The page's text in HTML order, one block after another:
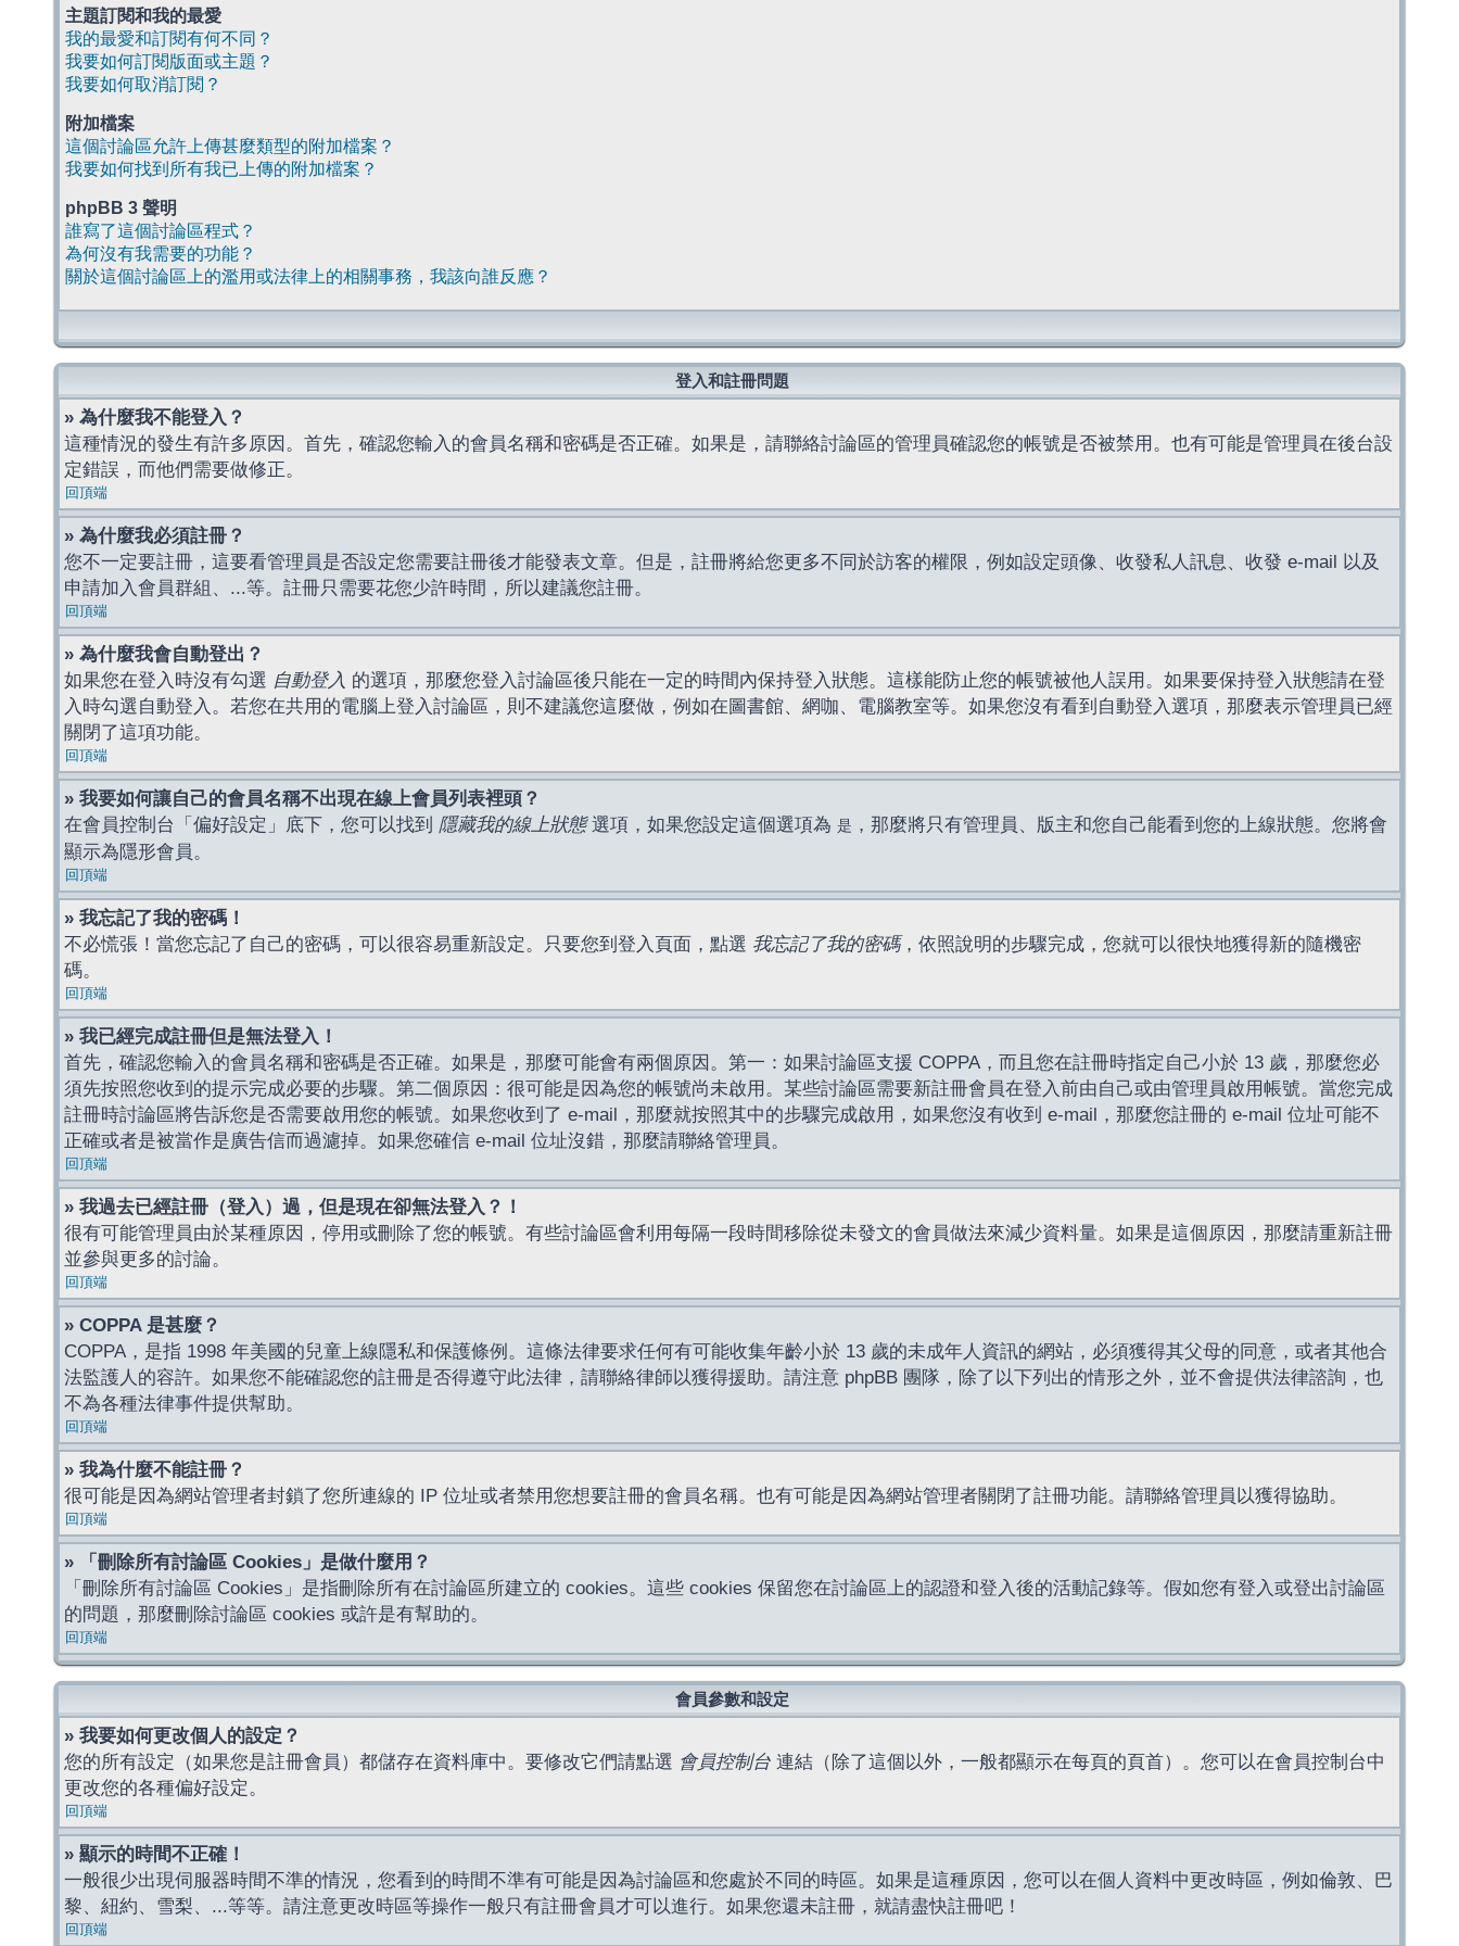
主題訂閱和我的最愛
我的最愛和訂閱有何不同？
我要如何訂閱版面或主題？
我要如何取消訂閱？
附加檔案
這個討論區允許上傳甚麼類型的附加檔案？
我要如何找到所有我已上傳的附加檔案？
phpBB 3 聲明
誰寫了這個討論區程式？
為何沒有我需要的功能？
關於這個討論區上的濫用或法律上的相關事務，我該向誰反應？
登入和註冊問題
» 為什麼我不能登入？
這種情況的發生有許多原因。首先，確認您輸入的會員名稱和密碼是否正確。如果是，請聯絡討論區的管理員確認您的帳號是否被禁用。也有可能是管理員在後台設
定錯誤，而他們需要做修正。
回頂端
» 為什麼我必須註冊？
您不一定要註冊，這要看管理員是否設定您需要註冊後才能發表文章。但是，註冊將給您更多不同於訪客的權限，例如設定頭像、收發私人訊息、收發 e-mail 以及
申請加入會員群組、...等。註冊只需要花您少許時間，所以建議您註冊。
回頂端
» 為什麼我會自動登出？
如果您在登入時沒有勾選 自動登入 的選項，那麼您登入討論區後只能在一定的時間內保持登入狀態。這樣能防止您的帳號被他人誤用。如果要保持登入狀態請在登
入時勾選自動登入。若您在共用的電腦上登入討論區，則不建議您這麼做，例如在圖書館、網咖、電腦教室等。如果您沒有看到自動登入選項，那麼表示管理員已經
關閉了這項功能。
回頂端
» 我要如何讓自己的會員名稱不出現在線上會員列表裡頭？
在會員控制台「偏好設定」底下，您可以找到 隱藏我的線上狀態選項，如果您設定這個選項為 是 ，那麼將只有管理員、版主和您自己能看到您的上線狀態。您將會
顯示為隱形會員。
回頂端
» 我忘記了我的密碼！
不必慌張！當您忘記了自己的密碼，可以很容易重新設定。只要您到登入頁面，點選 我忘記了我的密碼，依照說明的步驟完成，您就可以很快地獲得新的隨機密
碼。
回頂端
» 我已經完成註冊但是無法登入！
首先，確認您輸入的會員名稱和密碼是否正確。如果是，那麼可能會有兩個原因。第一：如果討論區支援 COPPA，而且您在註冊時指定自己小於 13 歲，那麼您必
須先按照您收到的提示完成必要的步驟。第二個原因：很可能是因為您的帳號尚未啟用。某些討論區需要新註冊會員在登入前由自己或由管理員啟用帳號。當您完成
註冊時討論區將告訴您是否需要啟用您的帳號。如果您收到了 e-mail，那麼就按照其中的步驟完成啟用，如果您沒有收到 e-mail，那麼您註冊的 e-mail 位址可能不
正確或者是被當作是廣告信而過濾掉。如果您確信 e-mail 位址沒錯，那麼請聯絡管理員。
回頂端
» 我過去已經註冊（登入）過，但是現在卻無法登入？！
很有可能管理員由於某種原因，停用或刪除了您的帳號。有些討論區會利用每隔一段時間移除從未發文的會員做法來減少資料量。如果是這個原因，那麼請重新註冊
並參與更多的討論。
回頂端
» COPPA 是甚麼？
COPPA，是指 1998 年美國的兒童上線隱私和保護條例。這條法律要求任何有可能收集年齡小於 13 歲的未成年人資訊的網站，必須獲得其父母的同意，或者其他合
法監護人的容許。如果您不能確認您的註冊是否得遵守此法律，請聯絡律師以獲得援助。請注意 phpBB 團隊，除了以下列出的情形之外，並不會提供法律諮詢，也
不為各種法律事件提供幫助。
回頂端
» 我為什麼不能註冊？
很可能是因為網站管理者封鎖了您所連線的 IP 位址或者禁用您想要註冊的會員名稱。也有可能是因為網站管理者關閉了註冊功能。請聯絡管理員以獲得協助。
回頂端
» 「刪除所有討論區 Cookies」是做什麼用？
「刪除所有討論區 Cookies」是指刪除所有在討論區所建立的 cookies。這些 cookies 保留您在討論區上的認證和登入後的活動記錄等。假如您有登入或登出討論區
的問題，那麼刪除討論區 cookies 或許是有幫助的。
回頂端
會員參數和設定
» 我要如何更改個人的設定？
您的所有設定（如果您是註冊會員）都儲存在資料庫中。要修改它們請點選 會員控制台 連結（除了這個以外，一般都顯示在每頁的頁首）。您可以在會員控制台中
更改您的各種偏好設定。
回頂端
» 顯示的時間不正確！
一般很少出現伺服器時間不準的情況，您看到的時間不準有可能是因為討論區和您處於不同的時區。如果是這種原因，您可以在個人資料中更改時區，例如倫敦、巴
黎、紐約、雪梨、...等等。請注意更改時區等操作一般只有註冊會員才可以進行。如果您還未註冊，就請盡快註冊吧！
回頂端